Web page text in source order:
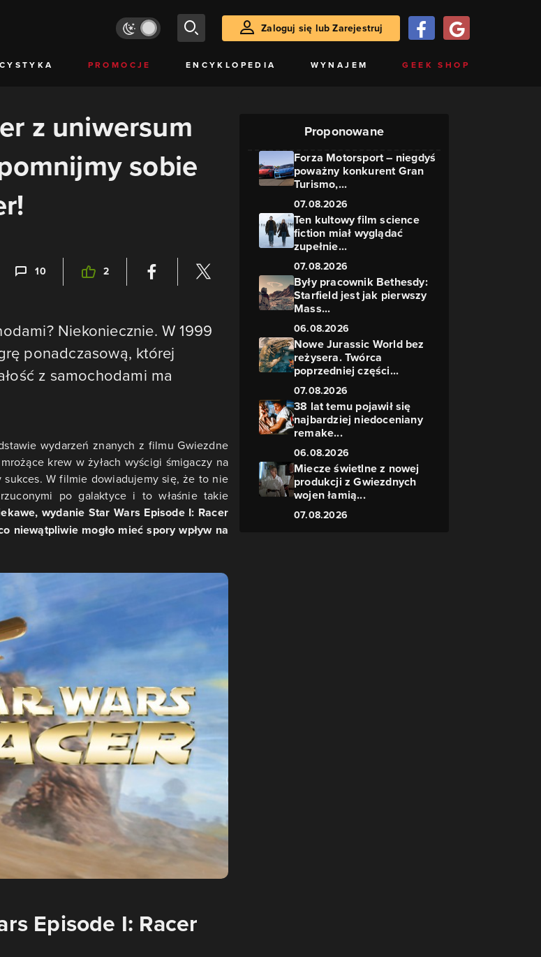
Zaloguj się lub Zarejestruj
PROMOCJE ENCYKLOPEDIA WYNAJEM GEEK SHOP
z uniwersum
sobie
10 2
Niekoniecznie. W 1999
ponadczasową, której
z samochodami ma
wydarzeń znanych z filmu Gwiezdne
krew w żyłach wyścigi śmigaczy na
sukces. W filmie dowiadujemy się, że to nie
po galaktyce i to właśnie takie
wydanie Star Wars Episode I: Racer
niewątpliwie mogło mieć spory wpływ na
Episode I: Racer
Proponowane
Forza Motorsport – niegdyś
poważny konkurent Gran
Turismo,...
07.08.2026
Ten kultowy film science
fiction miał wyglądać
zupełnie...
07.08.2026
Były pracownik Bethesdy:
Starfield jest jak pierwszy
Mass...
06.08.2026
Nowe Jurassic World bez
reżysera. Twórca
poprzedniej części...
07.08.2026
38 lat temu pojawił się
najbardziej niedoceniany
remake...
06.08.2026
Miecze świetlne z nowej
produkcji z Gwiezdnych
wojen łamią...
07.08.2026